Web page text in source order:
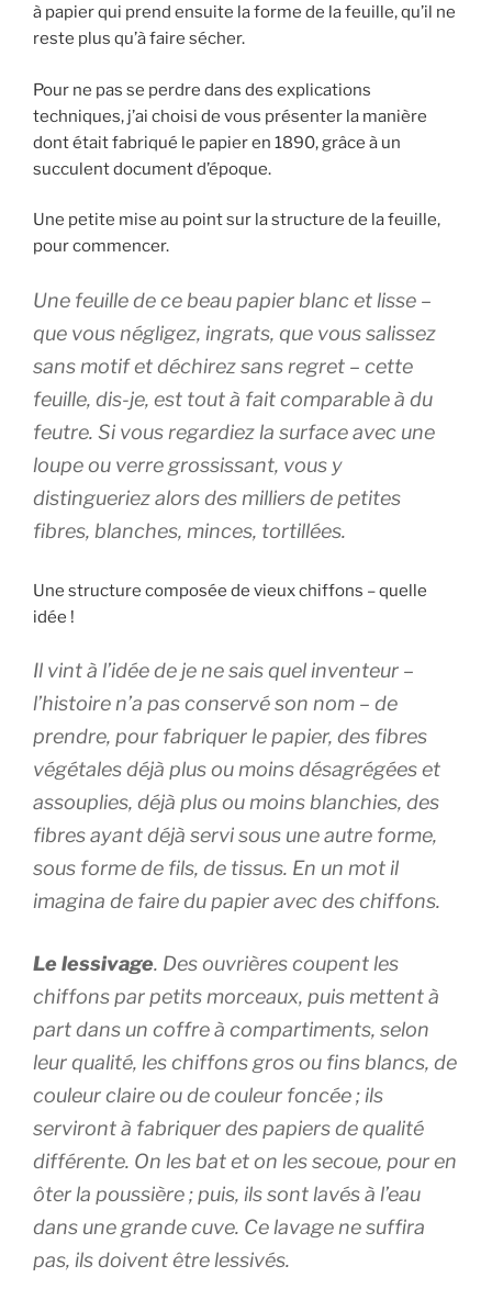
à papier qui prend ensuite la forme de la feuille, qu’il ne
reste plus qu’à faire sécher.
Pour ne pas se perdre dans des explications
techniques, j’ai choisi de vous présenter la manière
dont était fabriqué le papier en 1890, grâce à un
succulent document d’époque.
Une petite mise au point sur la structure de la feuille,
pour commencer.
Une feuille de ce beau papier blanc et lisse –
que vous négligez, ingrats, que vous salissez
sans motif et déchirez sans regret – cette
feuille, dis-je, est tout à fait comparable à du
feutre. Si vous regardiez la surface avec une
loupe ou verre grossissant, vous y
distingueriez alors des milliers de petites
fibres, blanches, minces, tortillées.
Une structure composée de vieux chiffons – quelle
idée !
Il vint à l’idée de je ne sais quel inventeur –
l’histoire n’a pas conservé son nom – de
prendre, pour fabriquer le papier, des fibres
végétales déjà plus ou moins désagrégées et
assouplies, déjà plus ou moins blanchies, des
fibres ayant déjà servi sous une autre forme,
sous forme de fils, de tissus. En un mot il
imagina de faire du papier avec des chiffons.
Le lessivage. Des ouvrières coupent les
chiffons par petits morceaux, puis mettent à
part dans un coffre à compartiments, selon
leur qualité, les chiffons gros ou fins blancs, de
couleur claire ou de couleur foncée ; ils
serviront à fabriquer des papiers de qualité
différente. On les bat et on les secoue, pour en
ôter la poussière ; puis, ils sont lavés à l’eau
dans une grande cuve. Ce lavage ne suffira
pas, ils doivent être lessivés.